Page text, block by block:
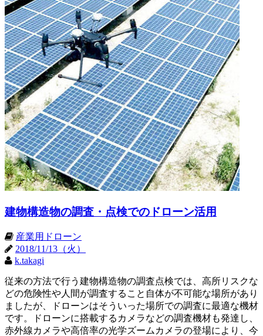
建物構造物の調査・点検でのドローン活用
産業用ドローン
2018/11/13（火）
k.takagi
従来の方法で行う建物構造物の調査点検では、高所リスクな
どの危険性や人間が調査すること自体が不可能な場所があり
ましたが、ドローンはそういった場所での調査に最適な機材
です。ドローンに搭載するカメラなどの調査機材も発達し、
赤外線カメラや高倍率の光学ズームカメラの登場により、今